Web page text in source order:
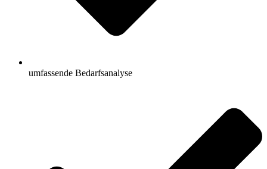
umfassende Bedarfsanalyse